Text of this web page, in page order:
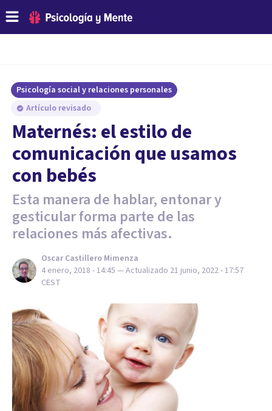
Psicología social y relaciones personales
Artículo revisado
Maternés: el estilo de
comunicación que usamos
con bebés
Esta manera de hablar, entonar y
gesticular forma parte de las
relaciones más afectivas.
Oscar Castillero Mimenza
4 enero, 2018 - 14:45 — Actualizado 21 junio, 2022 - 17:57
CEST